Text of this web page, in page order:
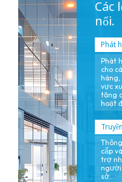
Các
nối.
Phát
Phát
cho
hàng,
vực
tăng
hoạt
cấp
trợ
người
sở.